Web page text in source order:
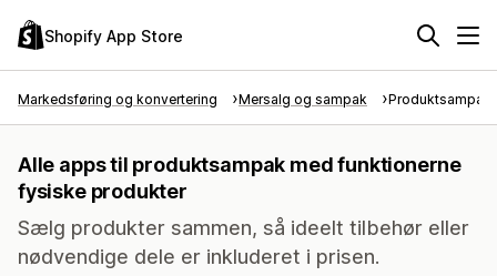
Shopify App Store
Markedsføring og konvertering Mersalg og sampak Produktsampak
Alle apps til produktsampak med funktionerne
fysiske produkter
Sælg produkter sammen, så ideelt tilbehør eller
nødvendige dele er inkluderet i prisen.